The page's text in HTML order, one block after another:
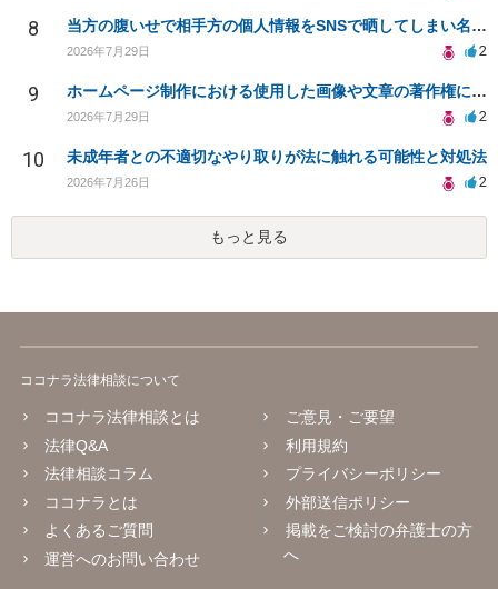
8 当方の腹いせで相手方の個人情報をSNSで晒してしまい名誉毀損させてしまったかもしれない
2026年7月29日 2
9 ホームページ制作における使用した画像や文章の著作権について
2026年7月29日 2
10 未成年者との不適切なやり取りが法に触れる可能性と対処法
2026年7月26日 2
もっと見る
ココナラ法律相談について
ココナラ法律相談とは
法律Q&A
法律相談コラム
ココナラとは
よくあるご質問
運営へのお問い合わせ
ご意見・ご要望
利用規約
プライバシーポリシー
外部送信ポリシー
掲載をご検討の弁護士の方
へ